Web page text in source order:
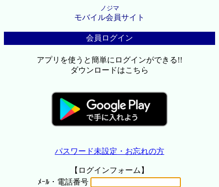
ノジマ
モバイル会員サイト
会員ログイン
アプリを使うと簡単にログインができる!!
ダウンロードはこちら
パスワード未設定・お忘れの方
【ログインフォーム】
ﾒｰﾙ・電話番号